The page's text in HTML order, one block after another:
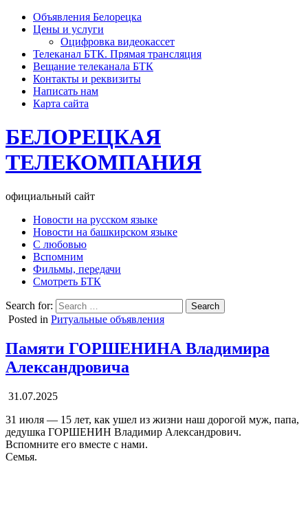
Объявления Белорецка
Цены и услуги
Оцифровка видеокассет
Телеканал БТК. Прямая трансляция
Вещание телеканала БТК
Контакты и реквизиты
Написать нам
Карта сайта
БЕЛОРЕЦКАЯ
ТЕЛЕКОМПАНИЯ
официальный сайт
Новости на русском языке
Новости на башкирском языке
С любовью
Вспомним
Фильмы, передачи
Смотреть БТК
Search for:
Posted in Ритуальные объявления
Памяти ГОРШЕНИНА Владимира
Александровича
31.07.2025
31 июля — 15 лет, как ушел из жизни наш дорогой муж, папа,
дедушка ГОРШЕНИН Владимир Александрович.
Вспомните его вместе с нами.
Семья.